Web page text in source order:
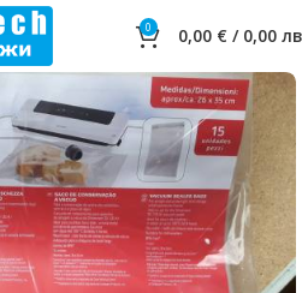
0 0,00 € / 0,00